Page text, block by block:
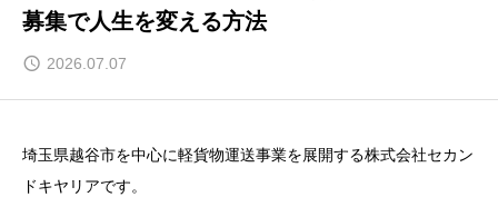
募集で人生を変える方法
2026.07.07
埼玉県越谷市を中心に軽貨物運送事業を展開する株式会社セカン
ドキヤリアです。